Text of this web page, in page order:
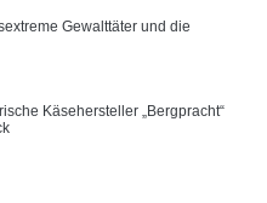
Gewalttäter und die
Käsehersteller „Bergpracht“